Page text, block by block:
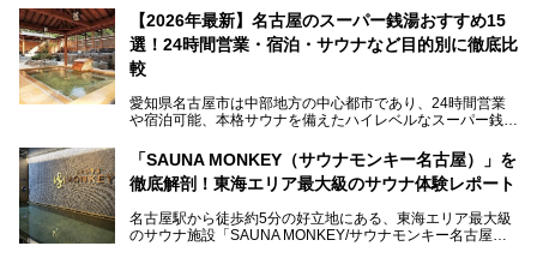
この地で30年にわたり愛され続けてきた施設だからこそ、
地元住民をはじめオープンを待ちわびている人も多いのでは
ないでしょうか。
老朽化した設備の補修を機に、2年前からじっくり構想を練
ってきたというだけあって、館内の充実度は想像以上。
以前の4倍に拡張したという露天エリアや10の浴槽、40人収
容の巨大なスタジアムサウナに、岩盤浴やリラクゼーション
までまるごと楽しめる施設に生まれ変わりました。
今回は、全面リニューアルして新しくなった「スパアクアス
【2026年最新】名古屋のスーパー銭湯おすすめ15
選！24時間営業・宿泊・サウナなど目的別に徹底比
較
愛知県名古屋市は中部地方の中心都市であり、24時間営業
や宿泊可能、本格サウナを備えたハイレベルなスーパー銭湯
そのため、「日々の仕事の疲れを心身ともにリセットした
い」「休日に時間を忘れて1日中ダラダラ過ごしたい」「コ
くある点が魅力です！
「SAUNA MONKEY（サウナモンキー名古屋）」を
徹底解剖！東海エリア最大級のサウナ体験レポート
名古屋駅から徒歩約5分の好立地にある、東海エリア最大級
のサウナ施設「SAUNA MONKEY/サウナモンキー名古屋」